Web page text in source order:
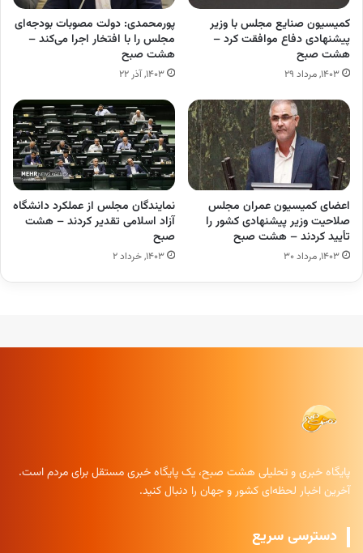
کمیسیون صنایع مجلس با وزیر
پیشنهادی دفاع موافقت کرد –
هشت صبح
۱۴۰۳, مرداد ۲۹
پورمحمدی: دولت مصوبات بودجه‌ای
مجلس را با افتخار اجرا می‌کند –
هشت صبح
۱۴۰۳, آذر ۲۲
اعضای کمیسیون عمران مجلس
صلاحیت وزیر پیشنهادی کشور را
تأیید کردند – هشت صبح
۱۴۰۳, مرداد ۳۰
نمایندگان مجلس از عملکرد دانشگاه
آزاد اسلامی تقدیر کردند – هشت
صبح
۱۴۰۳, خرداد ۲
پایگاه خبری و تحلیلی هشت صبح، یک پایگاه خبری مستقل برای مردم است.
آخرین اخبار لحظه‌ای کشور و جهان را دنبال کنید.
دسترسی سریع